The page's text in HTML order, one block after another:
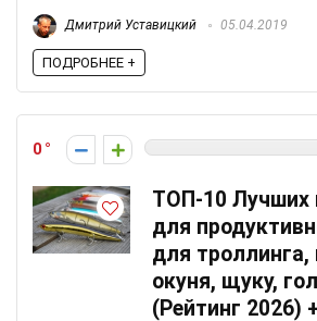
Дмитрий Уставицкий 05.04.2019
ПОДРОБНЕЕ +
0
ТОП-10 Лучших
для
для троллинга,
окуня, щуку,
(Рейтинг 2026)